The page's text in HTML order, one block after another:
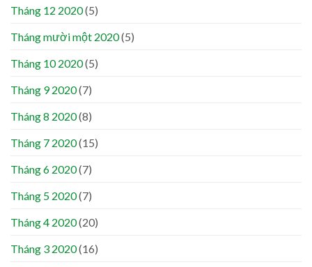
Tháng 12 2020(5)
Tháng mười một 2020(5)
Tháng 10 2020(5)
Tháng 9 2020(7)
Tháng 8 2020(8)
Tháng 7 2020(15)
Tháng 6 2020(7)
Tháng 5 2020(7)
Tháng 4 2020(20)
Tháng 3 2020(16)